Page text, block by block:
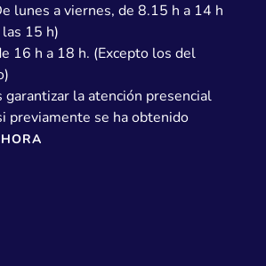
lunes a viernes, de 8.15 h a 14 h
15 h)
16 h a 18 h. (Excepto los del
garantizar la atención presencial
previamente se ha obtenido